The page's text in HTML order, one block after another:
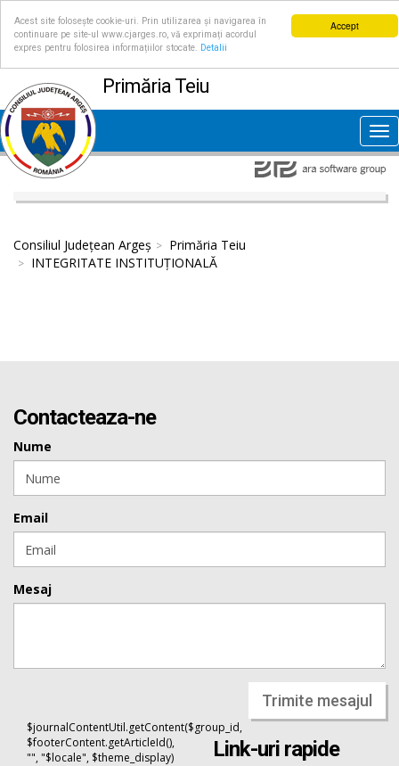
Accept
Acest site folosește cookie-uri. Prin utilizarea și navigarea în
continuare pe site-ul www.cjarges.ro, vă exprimați acordul
expres pentru folosirea informațiilor stocate.
Detalii
Primăria Teiu
Consiliul Județean Argeș
Primăria Teiu
INTEGRITATE INSTITUȚIONALĂ
Contacteaza-ne
Nume
Email
Mesaj
Trimite mesajul
$journalContentUtil.getContent($group_id,
$footerContent.getArticleId(),
"", "$locale", $theme_display)
Link-uri rapide